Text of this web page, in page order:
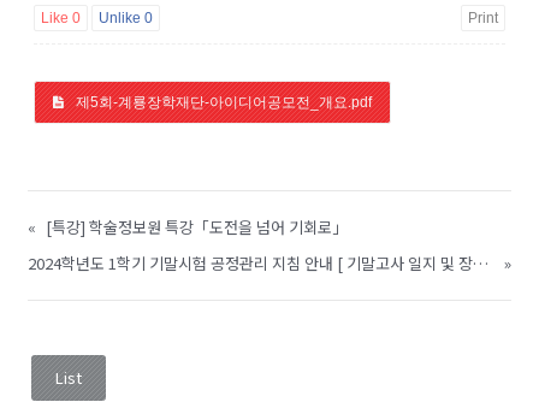
Like 0 Unlike 0 Print
제5회-계룡장학재단-아이디어공모전_개요.pdf
« [특강] 학술정보원 특강「도전을 넘어 기회로」
2024학년도 1학기 기말시험 공정관리 지침 안내 [ 기말고사 일지 및 장소 공지]
»
List